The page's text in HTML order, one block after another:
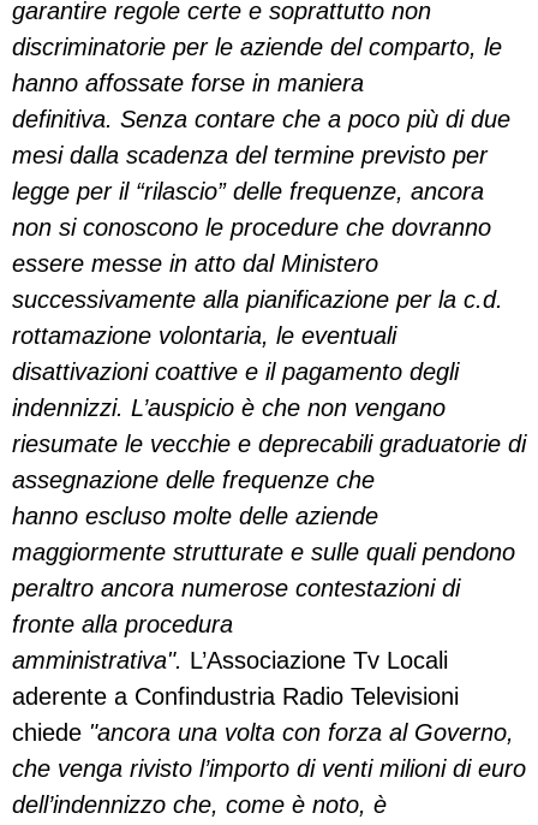
garantire regole certe e soprattutto non
discriminatorie per le aziende del comparto, le
hanno affossate forse in maniera
definitiva. Senza contare che a poco più di due
mesi dalla scadenza del termine previsto per
legge per il “rilascio” delle frequenze, ancora
non si conoscono le procedure che dovranno
essere messe in atto dal Ministero
successivamente alla pianificazione per la c.d.
rottamazione volontaria, le eventuali
disattivazioni coattive e il pagamento degli
indennizzi. L’auspicio è che non vengano
riesumate le vecchie e deprecabili graduatorie di
assegnazione delle frequenze che
hanno escluso molte delle aziende
maggiormente strutturate e sulle quali pendono
peraltro ancora numerose contestazioni di
fronte alla procedura
amministrativa". L’Associazione Tv Locali
aderente a Confindustria Radio Televisioni
chiede "ancora una volta con forza al Governo,
che venga rivisto l’importo di venti milioni di euro
dell’indennizzo che, come è noto, è